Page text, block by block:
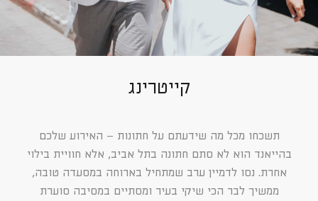
קייטרינג
תשכחו מכל מה שידעתם על חתונות – האירוע שלכם
בהייאנד הוא לא סתם חתונה בתל אביב, אלא חוויית בילוי
אחרת. נסו לדמיין ערב שמתחיל בארוחה במסעדה טובה,
ממשיך לבר הכי שיקי בעיר ומסתיים במסיבה סוערת